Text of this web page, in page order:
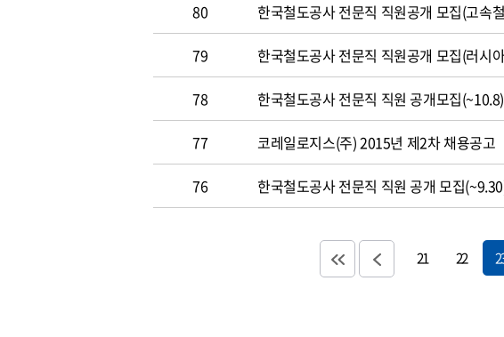
80 한국철도공사 전문직 직원공개 모집(고속
79 한국철도공사 전문직 직원공개 모집(러시
78 한국철도공사 전문직 직원 공개모집(~10.8)
77 코레일로지스(주) 2015년 제2차 채용공고
76 한국철도공사 전문직 직원 공개 모집
21 22